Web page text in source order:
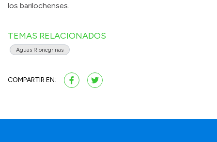
los barilochenses.
TEMAS RELACIONADOS
Aguas Rionegrinas
COMPARTIR EN: